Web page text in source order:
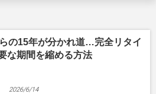
の15年が分かれ道…完全リタイ
な期間を縮める方法
2026/6/14